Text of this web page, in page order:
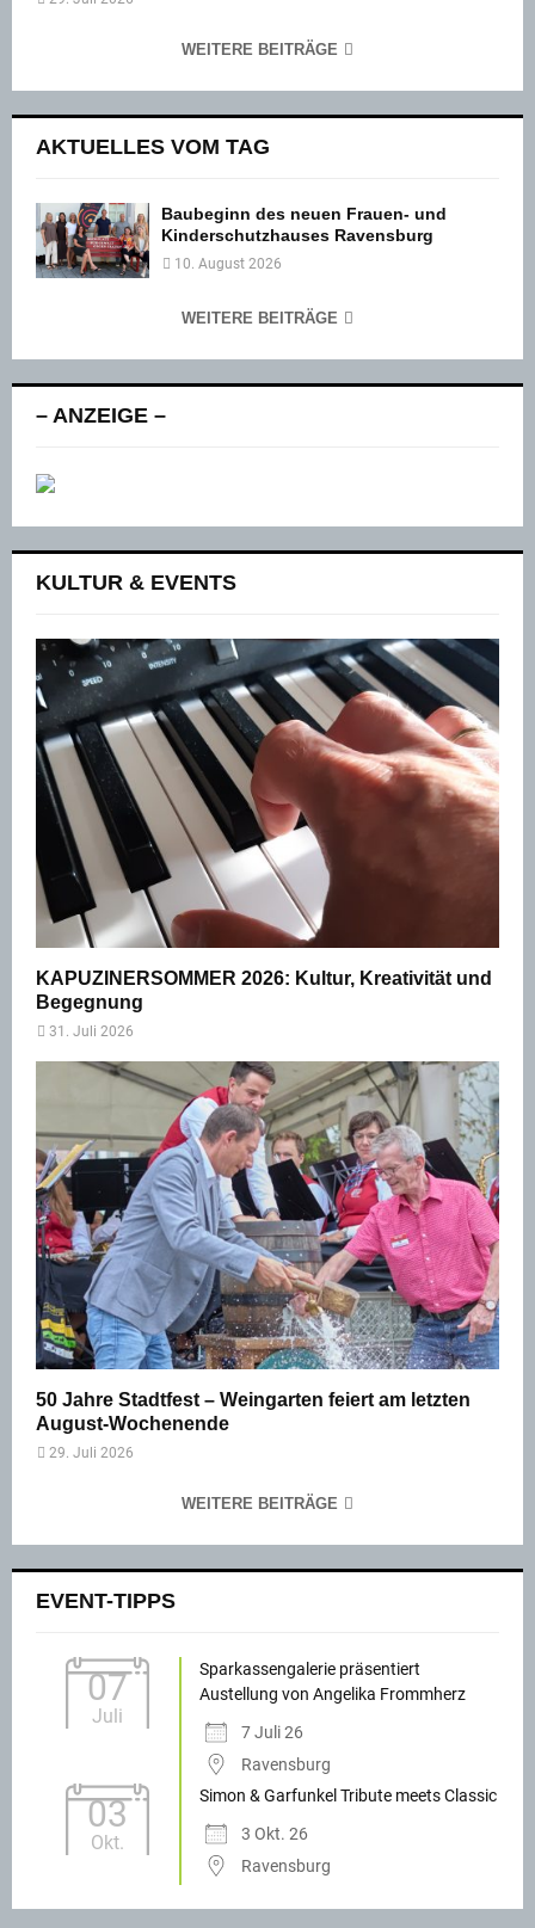
WEITERE BEITRÄGE
AKTUELLES VOM TAG
Baubeginn des neuen Frauen- und
Kinderschutzhauses Ravensburg
10. August 2026
WEITERE BEITRÄGE
– ANZEIGE –
KULTUR & EVENTS
KAPUZINERSOMMER 2026: Kultur, Kreativität und
Begegnung
31. Juli 2026
50 Jahre Stadtfest – Weingarten feiert am letzten
August-Wochenende
29. Juli 2026
WEITERE BEITRÄGE
EVENT-TIPPS
07
Juli
Sparkassengalerie präsentiert
Austellung von Angelika Frommherz
7 Juli 26
Ravensburg
03
Okt.
Simon & Garfunkel Tribute meets Classic
3 Okt. 26
Ravensburg